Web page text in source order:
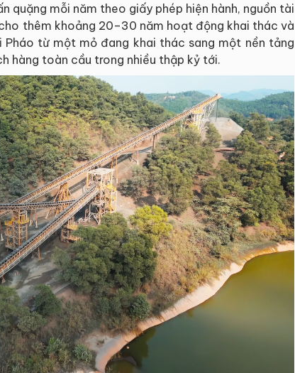
quặng mỗi năm theo giấy phép hiện hành, nguồn tài
thêm khoảng 20–30 năm hoạt động khai thác và
Pháo từ một mỏ đang khai thác sang một nền tảng
hàng toàn cầu trong nhiều thập kỷ tới.